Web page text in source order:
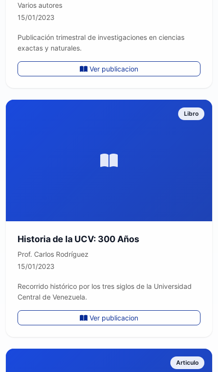
Varios autores
15/01/2023
Publicación trimestral de investigaciones en ciencias
exactas y naturales.
Ver publicacion
Libro
Historia de la UCV: 300 Años
Prof. Carlos Rodríguez
15/01/2023
Recorrido histórico por los tres siglos de la Universidad
Central de Venezuela.
Ver publicacion
Articulo